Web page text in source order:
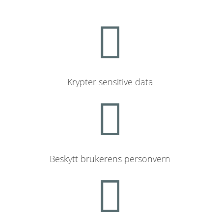
Krypter sensitive data
Beskytt brukerens personvern